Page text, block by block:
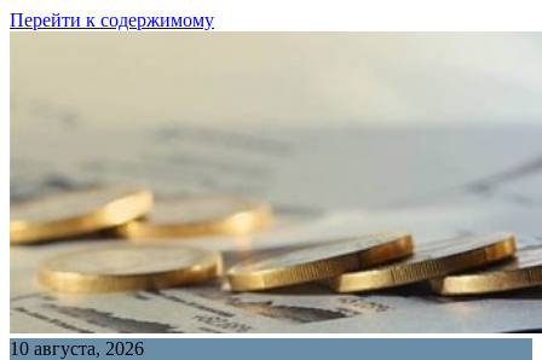
Перейти к содержимому
10 августа, 2026